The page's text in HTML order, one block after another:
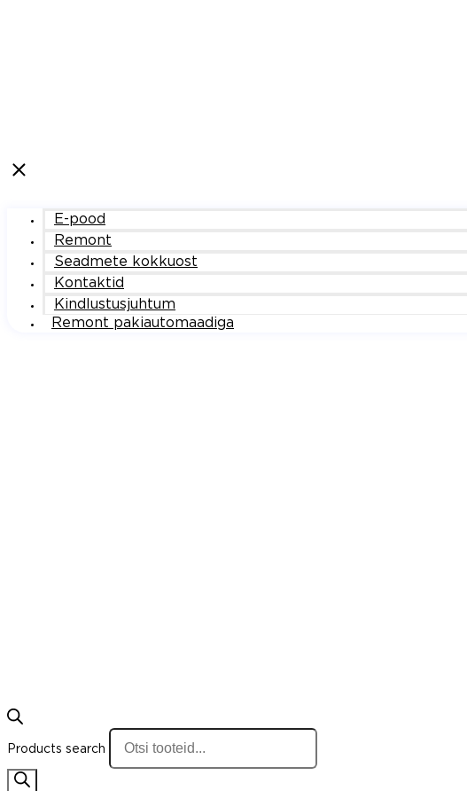
E-pood
Remont
Seadmete kokkuost
Kontaktid
Kindlustusjuhtum
Remont pakiautomaadiga
Products search